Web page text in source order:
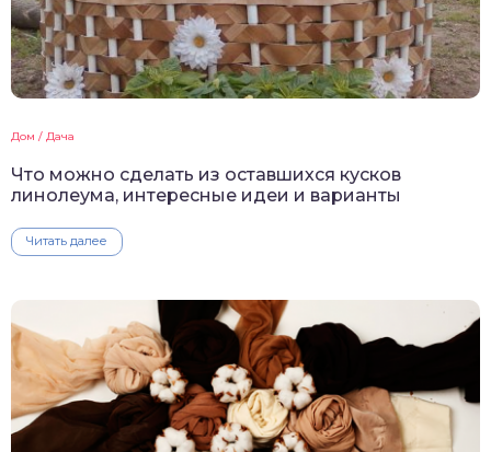
Дом / Дача
Что можно сделать из оставшихся кусков
линолеума, интересные идеи и варианты
Читать далее